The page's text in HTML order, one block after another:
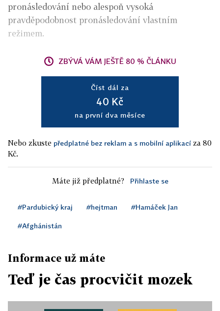
pronásledování nebo alespoň vysoká
pravděpodobnost pronásledování vlastním
režimem.
ZBÝVÁ VÁM JEŠTĚ 80 % ČLÁNKU
Číst dál za
40 Kč
na první dva měsíce
Nebo zkuste předplatné bez reklam a s mobilní aplikací za 80
Kč.
Máte již předplatné? Přihlaste se
#Pardubický kraj #hejtman #Hamáček Jan
#Afghánistán
Informace už máte
Teď je čas procvičit mozek